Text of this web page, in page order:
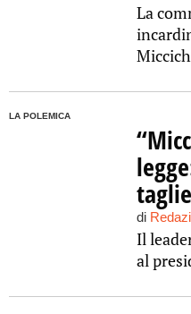
La
LA POLEMICA
di
Il
al